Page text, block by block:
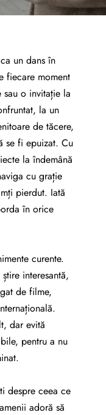
un dans în
fiecare moment
o invitație la
la un
de tăcere,
se fi epuizat. Cu
la îndemână
cu grație
pierdut. Iată
în orice
curente.
interesantă,
de filme,
dar evită
pentru a nu
despre ceea ce
adoră să